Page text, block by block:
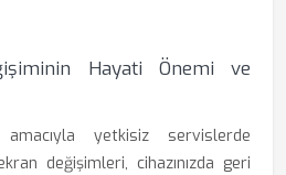
Hayati Önemi ve
yetkisiz servislerde
değişimleri, cihazınızda geri